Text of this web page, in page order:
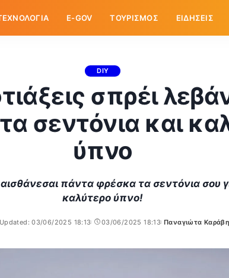
E-GOV ΤΟΥΡΙΣΜΟΣ ΕΙΔΗΣΕΙΣ
DIY
σπρέι
σεντόνια και
ύπνο
πάντα φρέσκα τα σεντόνια σου
καλύτερο ύπνο!
03/06/2025 18:13 03/06/2025 18:13
Posted
Παναγιώτα Καράβη